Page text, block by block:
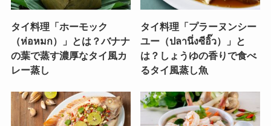
タイ料理「ホーモック
（ห่อหมก）」とは？バナナ
の葉で蒸す濃厚なタイ風カ
レー蒸し
タイ料理「プラーヌンシー
ユー（ปลานึ่งซีอิ๊ว）」と
は？しょうゆの香りで食べ
るタイ風蒸し魚